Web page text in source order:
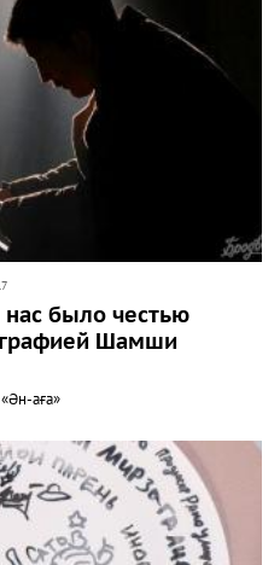
было честью
Шамши
аға»